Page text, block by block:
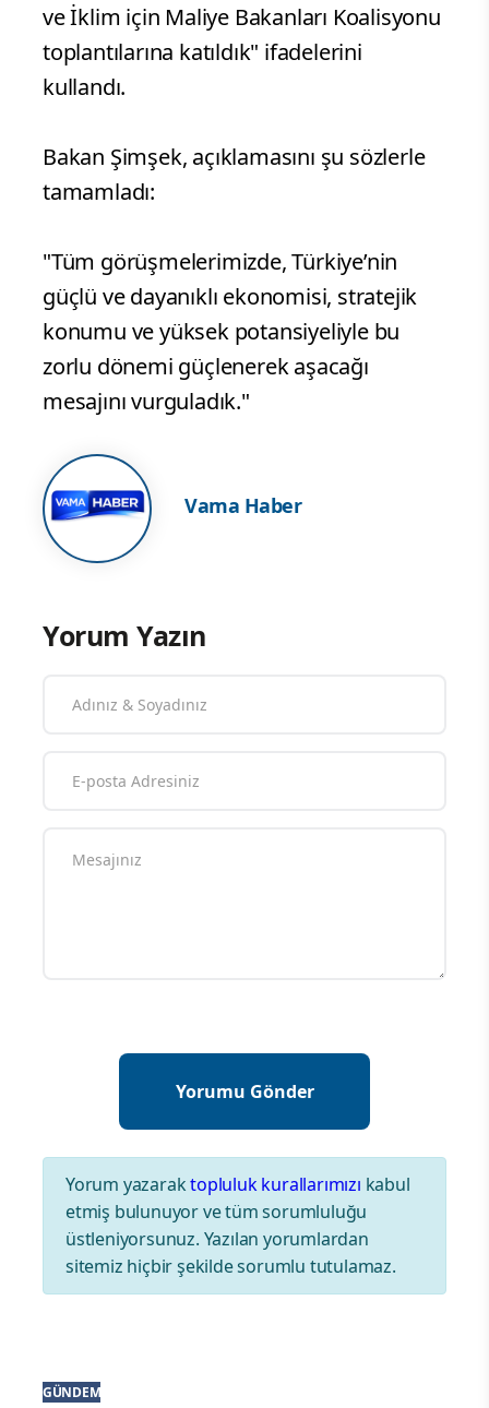
ve İklim için Maliye Bakanları Koalisyonu
toplantılarına katıldık" ifadelerini
kullandı.
Bakan Şimşek, açıklamasını şu sözlerle
tamamladı:
"Tüm görüşmelerimizde, Türkiye’nin
güçlü ve dayanıklı ekonomisi, stratejik
konumu ve yüksek potansiyeliyle bu
zorlu dönemi güçlenerek aşacağı
mesajını vurguladık."
Vama Haber
Yorum Yazın
Yorum yazaraktopluluk kurallarımızı kabul
etmiş bulunuyor ve tüm sorumluluğu
üstleniyorsunuz. Yazılan yorumlardan
sitemiz hiçbir şekilde sorumlu tutulamaz.
GÜNDEM